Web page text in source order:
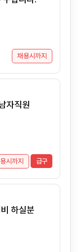
채용시까지
자직원
시까지 급구
하실분